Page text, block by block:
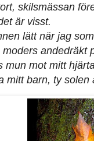
skilsmässan
är visst.
lätt när jag
andedräkt
mun mot mitt
mitt barn, ty solen